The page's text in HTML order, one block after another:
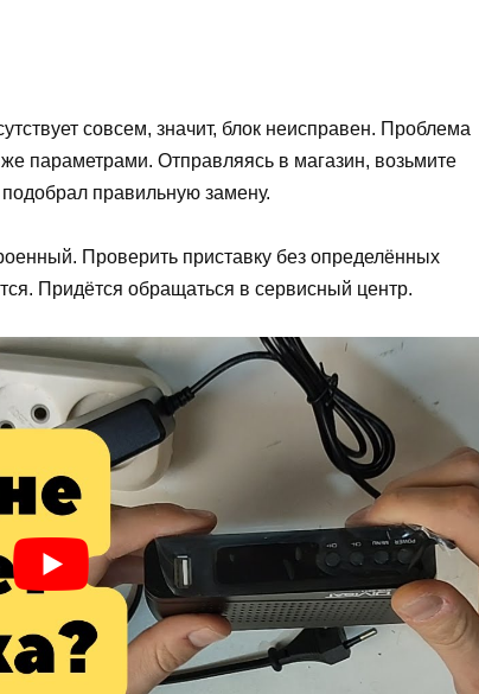
совсем, значит, блок неисправен. Проблема
параметрами. Отправляясь в магазин, возьмите
правильную замену.
Проверить приставку без определённых
Придётся обращаться в сервисный центр.